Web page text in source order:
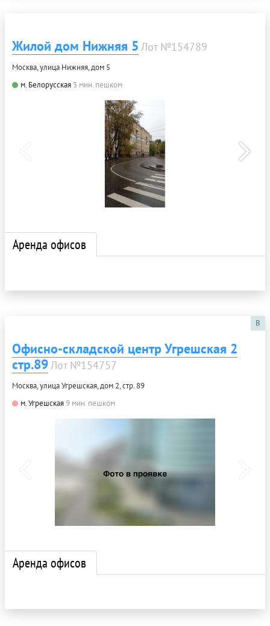
Жилой дом Нижняя 5 Лот №154789
Москва, улица Нижняя, дом 5
м. Белорусская 3 мин. пешком
Аренда офисов
B
Офисно-складской центр Угрешская 2
стр.89Лот №154757
Москва, улица Угрешская, дом 2, стр. 89
м. Угрешская9 мин. пешком
Аренда офисов